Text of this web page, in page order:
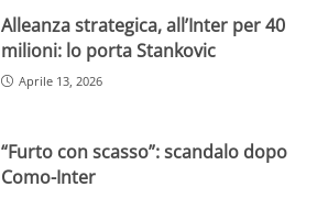
Alleanza strategica, all’Inter per 40
milioni: lo porta Stankovic
Aprile 13, 2026
“Furto con scasso”: scandalo dopo
Como-Inter